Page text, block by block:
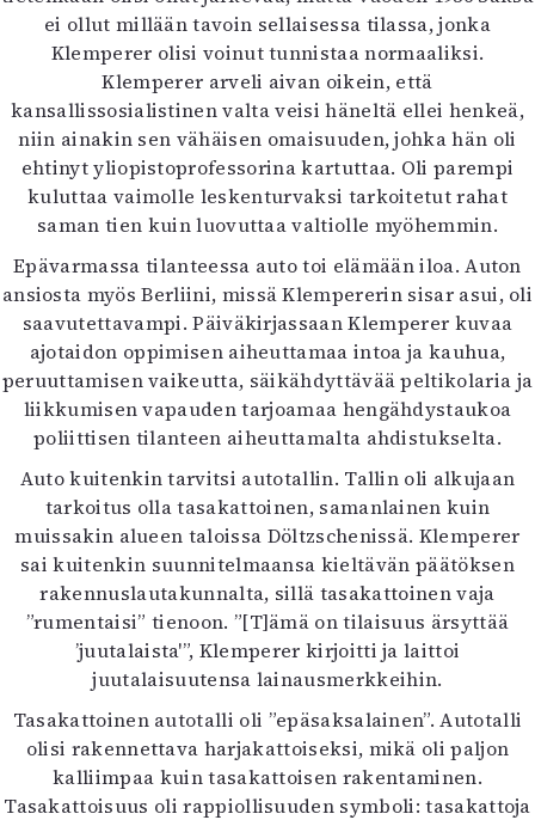
ei ollut millään tavoin sellaisessa tilassa, jonka
Klemperer olisi voinut tunnistaa normaaliksi.
Klemperer arveli aivan oikein, että
kansallissosialistinen valta veisi häneltä ellei henkeä,
niin ainakin sen vähäisen omaisuuden, johka hän oli
ehtinyt yliopistoprofessorina kartuttaa. Oli parempi
kuluttaa vaimolle leskenturvaksi tarkoitetut rahat
saman tien kuin luovuttaa valtiolle myöhemmin.
Epävarmassa tilanteessa auto toi elämään iloa. Auton
ansiosta myös Berliini, missä Klempererin sisar asui, oli
saavutettavampi. Päiväkirjassaan Klemperer kuvaa
ajotaidon oppimisen aiheuttamaa intoa ja kauhua,
peruuttamisen vaikeutta, säikähdyttävää peltikolaria ja
liikkumisen vapauden tarjoamaa hengähdystaukoa
poliittisen tilanteen aiheuttamalta ahdistukselta.
Auto kuitenkin tarvitsi autotallin. Tallin oli alkujaan
tarkoitus olla tasakattoinen, samanlainen kuin
muissakin alueen taloissa Döltzschenissä. Klemperer
sai kuitenkin suunnitelmaansa kieltävän päätöksen
rakennuslautakunnalta, sillä tasakattoinen vaja
”rumentaisi” tienoon. ”[T]ämä on tilaisuus ärsyttää
’juutalaista'”, Klemperer kirjoitti ja laittoi
juutalaisuutensa lainausmerkkeihin.
Tasakattoinen autotalli oli ”epäsaksalainen”. Autotalli
olisi rakennettava harjakattoiseksi, mikä oli paljon
kalliimpaa kuin tasakattoisen rakentaminen.
Tasakattoisuus oli rappiollisuuden symboli: tasakattoja